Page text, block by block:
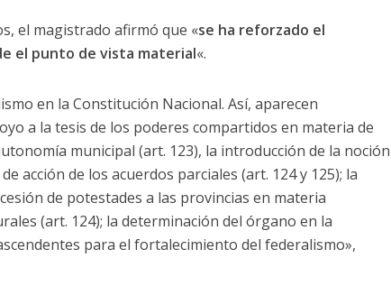
el magistrado afirmó que «se ha reforzado el
el punto de vista material«.
en la Constitución Nacional. Así, aparecen
a la tesis de los poderes compartidos en materia de
municipal (art. 123), la introducción de la noción
acción de los acuerdos parciales (art. 124 y 125); la
de potestades a las provincias en materia
(art. 124); la determinación del órgano en la
para el fortalecimiento del federalismo»,